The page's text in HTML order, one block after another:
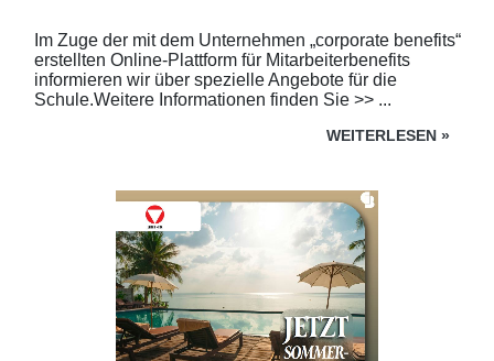
Im Zuge der mit dem Unternehmen „corporate benefits“
erstellten Online-Plattform für Mitarbeiterbenefits
informieren wir über spezielle Angebote für die
Schule.Weitere Informationen finden Sie >> ...
WEITERLESEN »